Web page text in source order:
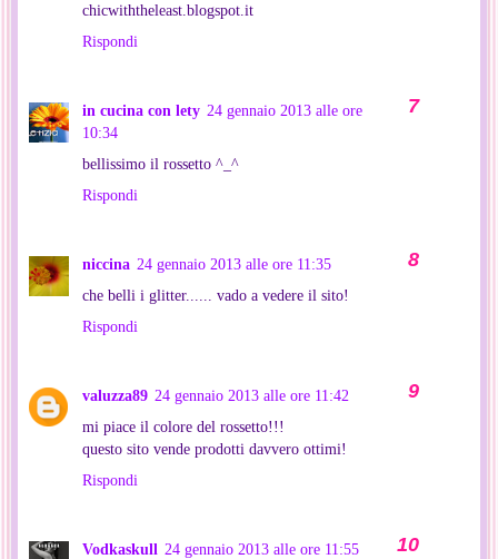
chicwiththeleast.blogspot.it
Rispondi
in cucina con lety 24 gennaio 2013 alle ore
10:34
bellissimo il rossetto ^_^
Rispondi
niccina 24 gennaio 2013 alle ore 11:35
che belli i glitter...... vado a vedere il sito!
Rispondi
valuzza89 24 gennaio 2013 alle ore 11:42
mi piace il colore del rossetto!!!
questo sito vende prodotti davvero ottimi!
Rispondi
Vodkaskull 24 gennaio 2013 alle ore 11:55